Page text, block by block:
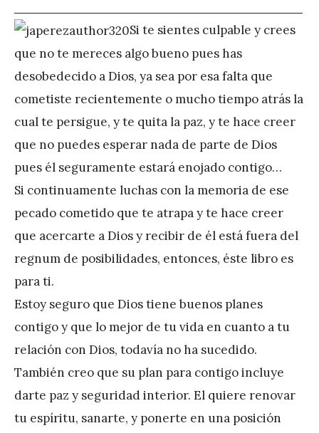
Si te sientes culpable y crees
que no te mereces algo bueno pues has
desobedecido a Dios, ya sea por esa falta que
cometiste recientemente o mucho tiempo atrás la
cual te persigue, y te quita la paz, y te hace creer
que no puedes esperar nada de parte de Dios
pues él seguramente estará enojado contigo…
Si continuamente luchas con la memoria de ese
pecado cometido que te atrapa y te hace creer
que acercarte a Dios y recibir de él está fuera del
regnum de posibilidades, entonces, éste libro es
para ti.
Estoy seguro que Dios tiene buenos planes
contigo y que lo mejor de tu vida en cuanto a tu
relación con Dios, todavía no ha sucedido.
También creo que su plan para contigo incluye
darte paz y seguridad interior. El quiere renovar
tu espíritu, sanarte, y ponerte en una posición